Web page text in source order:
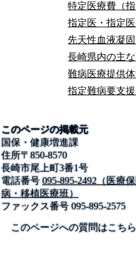
特定医療費（
指定医・指定
先天性血液凝
長崎県内の主
難病医療提供
指定難病要支
このページの掲載元
国保・健康増進課
住所〒850-8570
長崎市尾上町3番1号
電話番号 095-895-2492（医療
病・移植医療班）
ファックス番号095-895-2575
このページへの質問はこち
公式SNS
このサイトにつ
長崎県庁